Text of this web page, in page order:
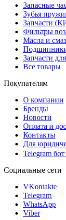
Запасные
Зубья
Запчасти
Фильтры
Масла и
Запчасти
Все товары
Покупателям
О компании
Бренды
Новости
Оплата и
Контакты
Для
Telegram бот
Социальные сети
VKontakte
Telegram
WhatsApp
Viber